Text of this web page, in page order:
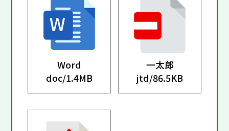
Word
doc/1.4MB
一太郎
jtd/86.5KB